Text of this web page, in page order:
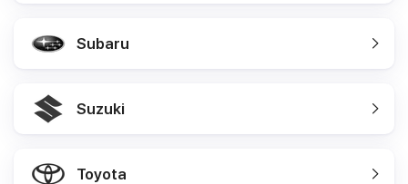
Subaru
Suzuki
Toyota